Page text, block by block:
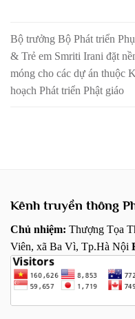
Bộ trưởng Bộ Phát triển
& Trẻ em Smriti Irani đặt
móng cho các dự án thuộc
hoạch Phát triển Phật giáo
Kênh truyền thông
Chủ nhiệm: Thượng Tọa
Viên, xã Ba Vì, Tp.Hà Nội